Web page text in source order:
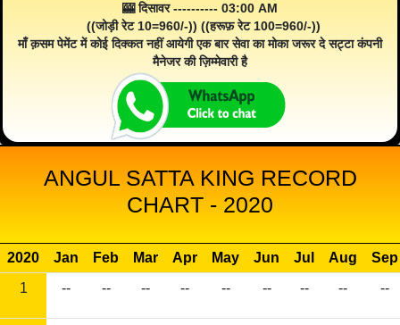
🎰 दिसावर ---------- 03:00 AM
((जोड़ी रेट 10=960/-)) ((हरूफ़ रेट 100=960/-))
माँ क़सम पेमेंट में कोई दिक्कत नहीं आयेगी एक बार सेवा का मोका जरूर दे सट्टा कंपनी
मैनेजर की ज़िम्मेवारी है
ANGUL SATTA KING RECORD
CHART - 2020
2020 Jan Feb Mar Apr May Jun Jul Aug
Sep
1
-- -- -- -- -- -- -- -- --